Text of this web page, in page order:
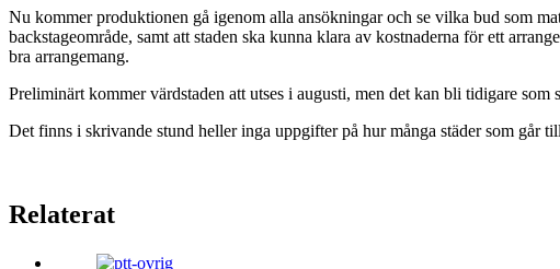
Nu kommer produktionen gå igenom alla ansökningar och se vilka bud som
backstageområde, samt att staden ska kunna klara av kostnaderna för ett
bra arrangemang.
Preliminärt kommer värdstaden att utses i augusti, men det kan bli tidigare som
Det finns i skrivande stund heller inga uppgifter på hur många städer som går
Relaterat